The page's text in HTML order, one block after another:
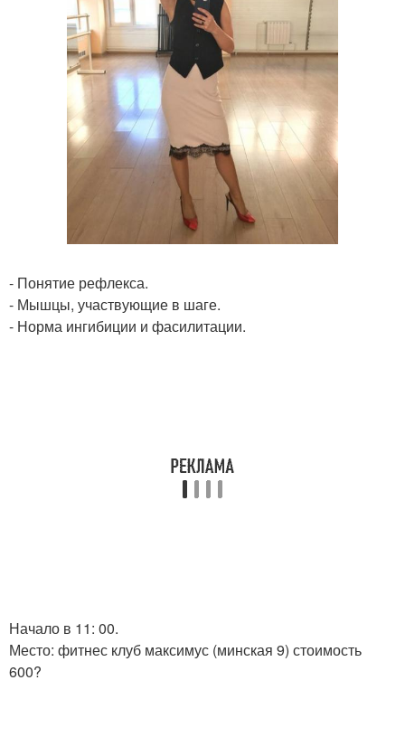
- Понятие рефлекса.
- Мышцы, участвующие в шаге.
- Норма ингибиции и фасилитации.
Начало в 11: 00.
Место: фитнес клуб максимус (минская 9) стоимость
600?